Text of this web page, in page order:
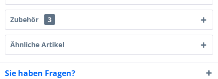
Zubehör 3
Ähnliche Artikel
Sie haben Fragen?